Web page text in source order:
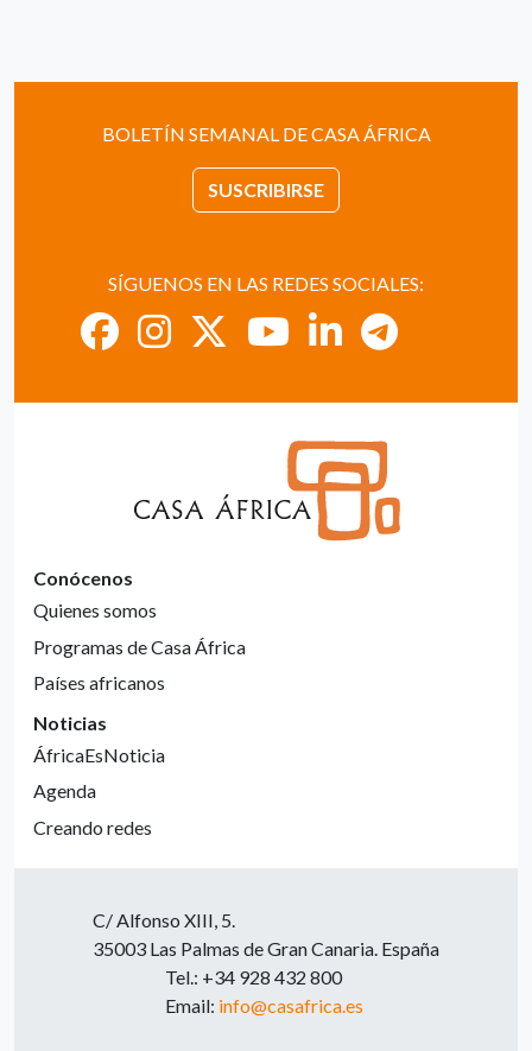
BOLETÍN SEMANAL DE CASA ÁFRICA
SUSCRIBIRSE
SÍGUENOS EN LAS REDES SOCIALES:
Conócenos
Quienes somos
Programas de Casa África
Países africanos
Noticias
ÁfricaEsNoticia
Agenda
Creando redes
C/ Alfonso XIII, 5.
35003 Las Palmas de Gran Canaria. España
Tel.: +34 928 432 800
Email: info@casafrica.es